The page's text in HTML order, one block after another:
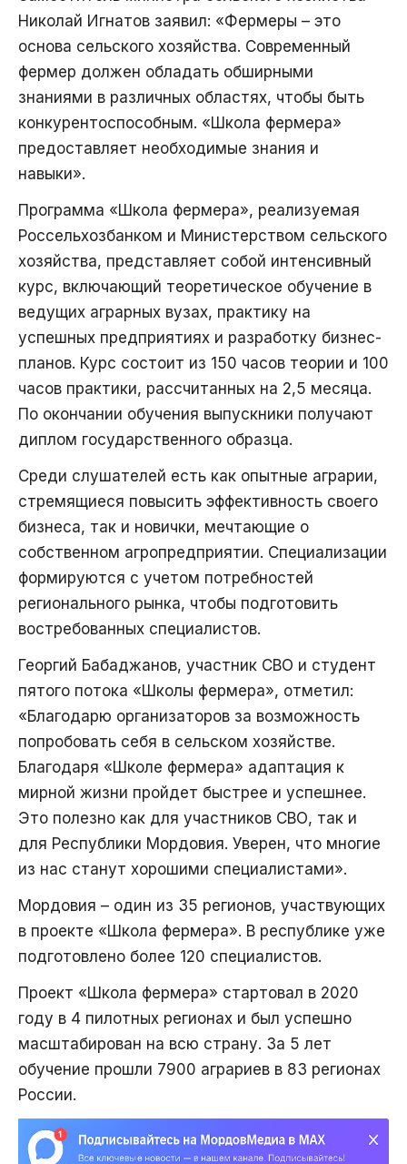
Николай Игнатов заявил: «Фермеры – это
основа сельского хозяйства. Современный
фермер должен обладать обширными
знаниями в различных областях, чтобы быть
конкурентоспособным. «Школа фермера»
предоставляет необходимые знания и
навыки».
Программа «Школа фермера», реализуемая
Россельхозбанком и Министерством сельского
хозяйства, представляет собой интенсивный
курс, включающий теоретическое обучение в
ведущих аграрных вузах, практику на
успешных предприятиях и разработку бизнес-
планов. Курс состоит из 150 часов теории и 100
часов практики, рассчитанных на 2,5 месяца.
По окончании обучения выпускники получают
диплом государственного образца.
Среди слушателей есть как опытные аграрии,
стремящиеся повысить эффективность своего
бизнеса, так и новички, мечтающие о
собственном агропредприятии. Специализации
формируются с учетом потребностей
регионального рынка, чтобы подготовить
востребованных специалистов.
Георгий Бабаджанов, участник СВО и студент
пятого потока «Школы фермера», отметил:
«Благодарю организаторов за возможность
попробовать себя в сельском хозяйстве.
Благодаря «Школе фермера» адаптация к
мирной жизни пройдет быстрее и успешнее.
Это полезно как для участников СВО, так и
для Республики Мордовия. Уверен, что многие
из нас станут хорошими специалистами».
Мордовия – один из 35 регионов, участвующих
в проекте «Школа фермера». В республике уже
подготовлено более 120 специалистов.
Проект «Школа фермера» стартовал в 2020
году в 4 пилотных регионах и был успешно
масштабирован на всю страну. За 5 лет
обучение прошли 7900 аграриев в 83 регионах
России.